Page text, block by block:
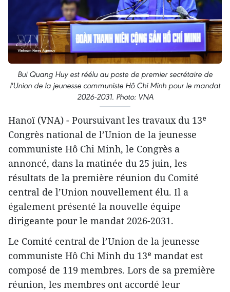
Bui Quang Huy est réélu au poste de premier secrétaire de
l'Union de la jeunesse communiste Hô Chi Minh pour le mandat
2026-2031. Photo: VNA
​Hanoï (VNA) - Poursuivant les travaux du 13ᵉ
Congrès national de l’Union de la jeunesse
communiste Hô Chi Minh, le Congrès a
annoncé, dans la matinée du 25 juin, les
résultats de la première réunion du Comité
central de l’Union nouvellement élu. Il a
également présenté la nouvelle équipe
dirigeante pour le mandat 2026-2031.
Le Comité central de l’Union de la jeunesse
communiste Hô Chi Minh du 13ᵉ mandat est
composé de 119 membres. Lors de sa première
réunion, les membres ont accordé leur